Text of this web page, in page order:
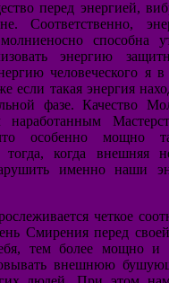
перед энергией,
Соответственно,
способна
энергию
человеческого я
если такая энергия
фазе. Качество
наработанным
особенно мощно
тогда, когда внешняя
именно наши
четкое
Смирения перед
тем более мощно и
внешнюю